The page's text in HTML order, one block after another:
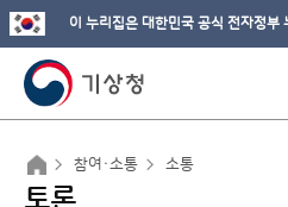
이 누리집은 대한민국 공식 전자정부
참여·소통 소통
토론